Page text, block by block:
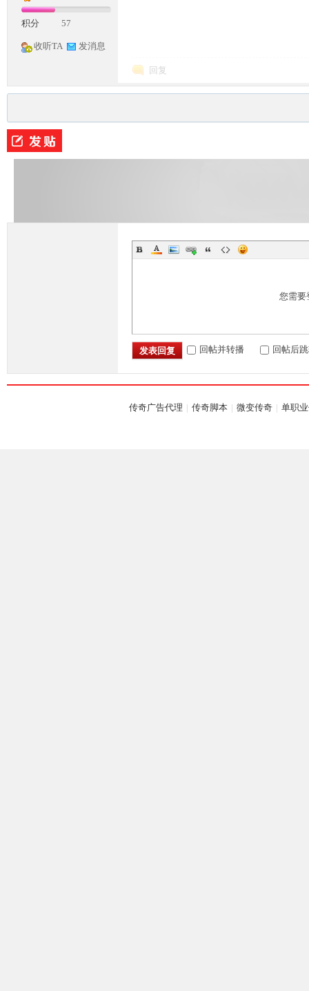
M
积分 57
收听TA 发消息
回复
您需要
发表回复 回帖并转播 回帖后
传奇广告代理 | 传奇脚本 | 微变传奇 | 单职